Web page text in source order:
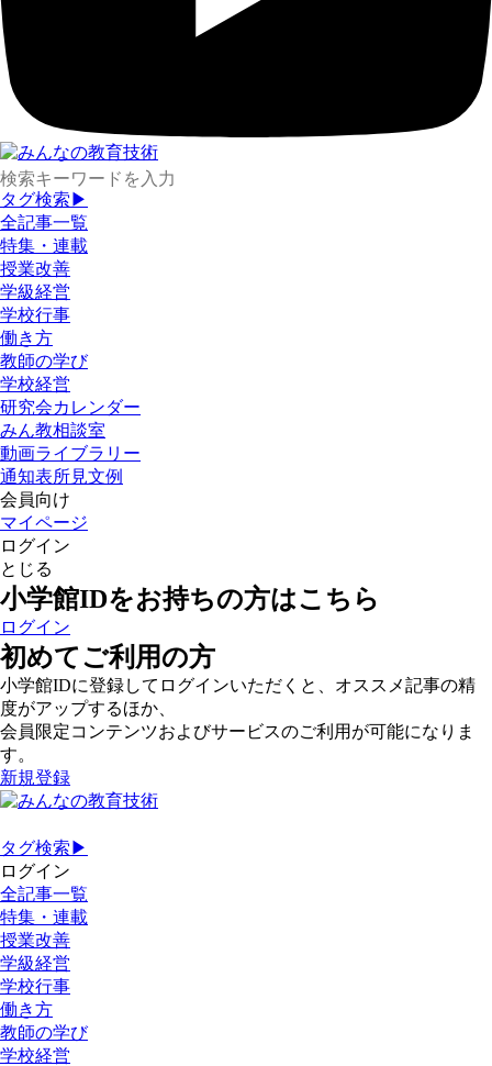
タグ検索▶
全記事一覧
特集・連載
授業改善
学級経営
学校行事
働き方
教師の学び
学校経営
研究会カレンダー
みん教相談室
動画ライブラリー
通知表所見文例
会員向け
マイページ
ログイン
とじる
小学館IDをお持ちの方はこちら
ログイン
初めてご利用の方
小学館IDに登録してログインいただくと、オススメ記事の精
度がアップするほか、
会員限定コンテンツおよびサービスのご利用が可能になりま
す。
新規登録
タグ検索▶
ログイン
全記事一覧
特集・連載
授業改善
学級経営
学校行事
働き方
教師の学び
学校経営